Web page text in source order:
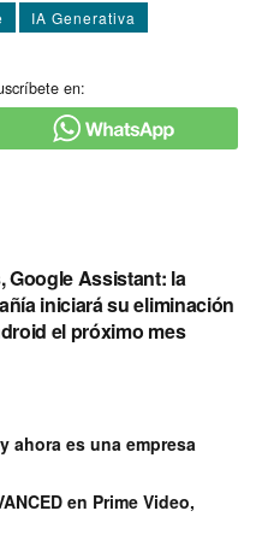
IA Generativa
en:
Google Assistant: la
iniciará su eliminación
el próximo mes
ahora es una empresa
en Prime Video,